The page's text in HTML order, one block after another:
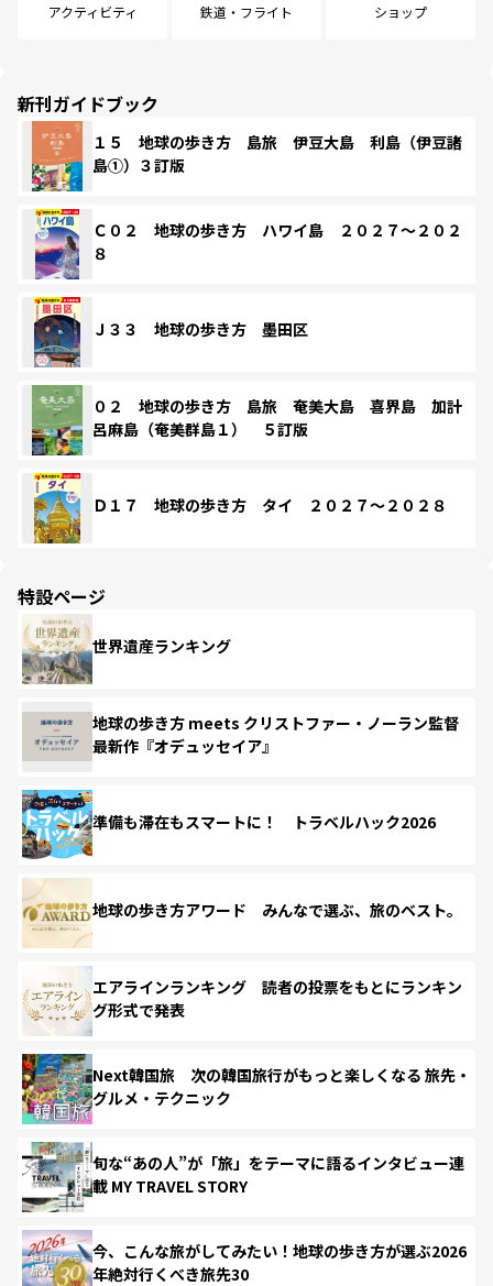
アクティビティ 鉄道・フライト ショップ
新刊ガイドブック
１５ 地球の歩き方 島旅 伊豆大島 利島（伊豆諸
島①）３訂版
Ｃ０２ 地球の歩き方 ハワイ島 ２０２７～２０２
８
Ｊ３３ 地球の歩き方 墨田区
０２ 地球の歩き方 島旅 奄美大島 喜界島 加計
呂麻島（奄美群島１） ５訂版
Ｄ１７ 地球の歩き方 タイ ２０２７～２０２８
特設ページ
世界遺産ランキング
地球の歩き方 meets クリストファー・ノーラン監督
最新作『オデュッセイア』
準備も滞在もスマートに！ トラベルハック2026
地球の歩き方アワード みんなで選ぶ、旅のベスト。
エアラインランキング 読者の投票をもとにランキン
グ形式で発表
Next韓国旅 次の韓国旅行がもっと楽しくなる 旅先・
グルメ・テクニック
旬な“あの人”が「旅」をテーマに語るインタビュー連
載 MY TRAVEL STORY
今、こんな旅がしてみたい！地球の歩き方が選ぶ2026
年絶対行くべき旅先30